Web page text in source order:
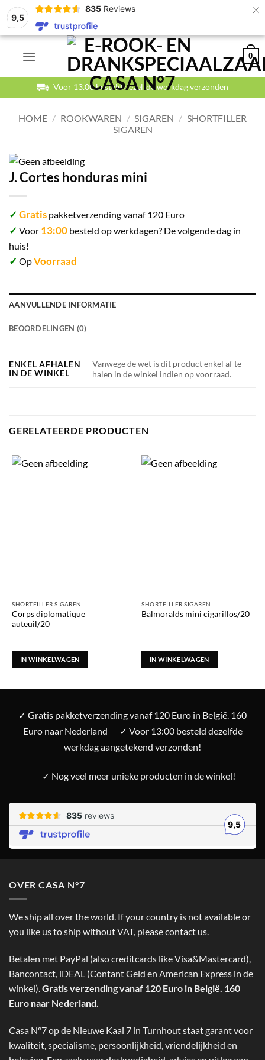
9,5
835 Reviews ×
Ga
0
Voor 13.00 besteld dezelfde werkdag verzonden
HOME / ROOKWAREN / SIGAREN / SHORTFILLER
SIGAREN
J. Cortes honduras mini
✓ Gratis pakketverzending vanaf 120 Euro
✓ Voor 13:00 besteld op werkdagen? De volgende dag in
huis!
✓ OpVoorraad
AANVULLENDE INFORMATIE
BEOORDELINGEN (0)
ENKEL AFHALEN
IN DE WINKEL
Vanwege de wet is dit product enkel af te
halen in de winkel indien op voorraad.
GERELATEERDE PRODUCTEN
SHORTFILLER SIGAREN
Corps diplomatique
auteuil/20
IN WINKELWAGEN
SHORTFILLER SIGAREN
Balmoralds mini cigarillos/20
IN WINKELWAGEN
✓ Gratis pakketverzending vanaf 120 Euro in België. 160
Euro naar Nederland
✓ Voor 13:00 besteld dezelfde
werkdag aangetekend verzonden!
✓ Nog veel meer unieke producten in de winkel!
OVER CASA N°7
We ship all over the world. If your country is not available or
you like us to ship without VAT, please contact us.
Betalen met PayPal (also creditcards like Visa&Mastercard),
Bancontact, iDEAL (Contant Geld en American Express in de
winkel).Gratis verzending vanaf 120 Euro in België. 160
Euro naar Nederland.
Casa N°7 op de Nieuwe Kaai 7 in Turnhout staat garant voor
kwaliteit, specialisme, persoonlijkheid, vriendelijkheid en